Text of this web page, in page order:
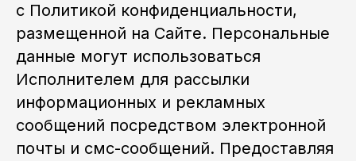
с Политикой конфиденциальности,
размещенной на Сайте. Персональные
данные могут использоваться
Исполнителем для рассылки
информационных и рекламных
сообщений посредством электронной
почты и смс-сообщений. Предоставляя